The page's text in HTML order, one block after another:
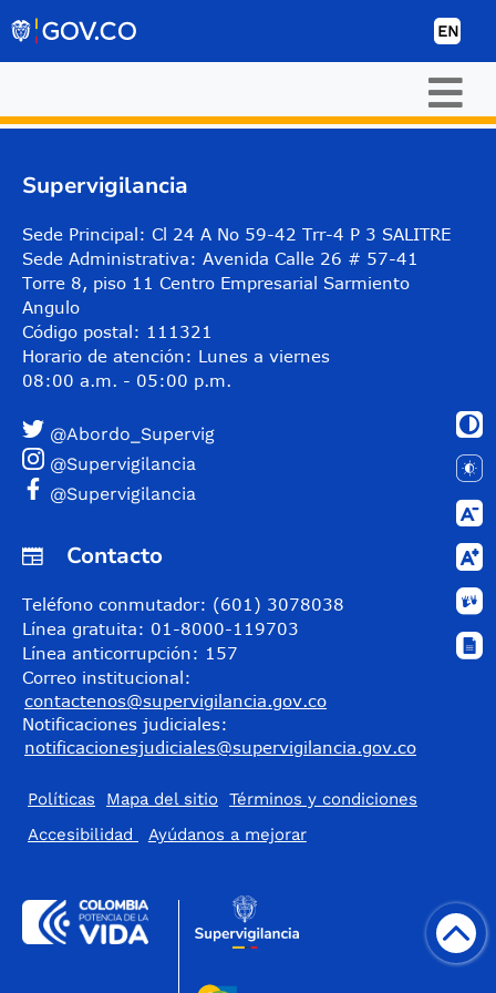
EN
Supervigilancia
Sede Principal: Cl 24 A No 59-42 Trr-4 P 3 SALITRE
Sede Administrativa: Avenida Calle 26 # 57-41
Torre 8, piso 11 Centro Empresarial Sarmiento
Angulo
Código postal: 111321
Horario de atención: Lunes a viernes
08:00 a.m. - 05:00 p.m.
@Abordo_Supervig
@Supervigilancia
@Supervigilancia
Contacto
Teléfono conmutador: (601) 3078038
Línea gratuita: 01-8000-119703
Línea anticorrupción: 157
Correo institucional:
contactenos@supervigilancia.gov.co
Notificaciones judiciales:
notificacionesjudiciales@supervigilancia.gov.co
Políticas Mapa del sitio
Términos y condiciones
Accesibilidad
​Ayúdanos a mejorar